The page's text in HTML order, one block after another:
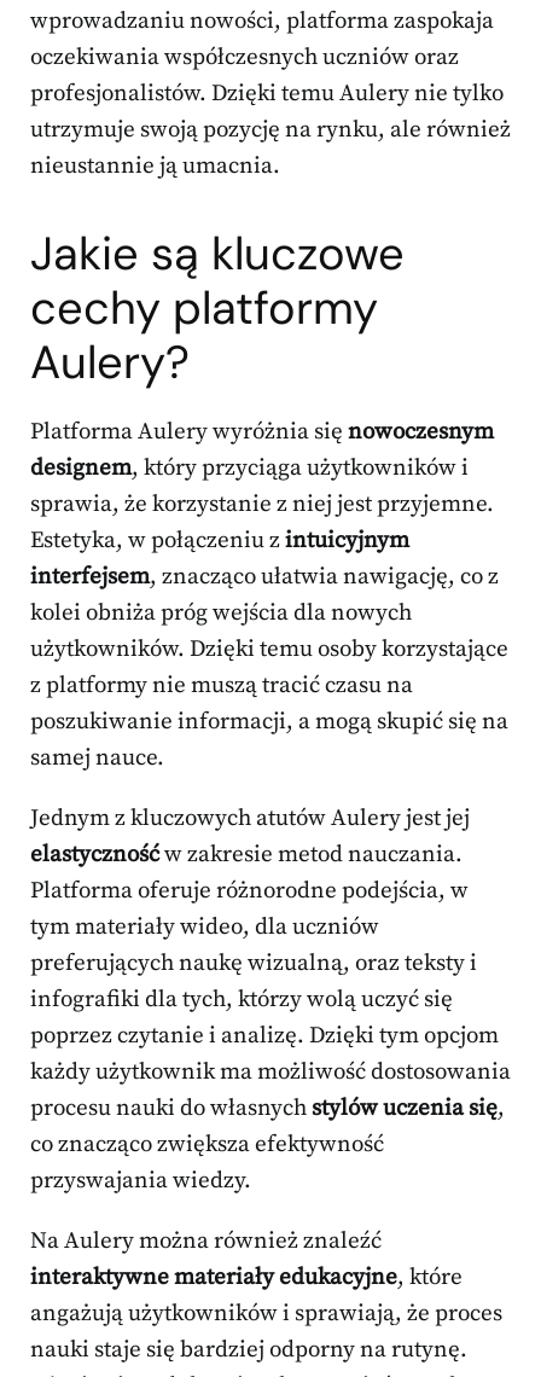
wprowadzaniu nowości, platforma zaspokaja
oczekiwania współczesnych uczniów oraz
profesjonalistów. Dzięki temu Aulery nie tylko
utrzymuje swoją pozycję na rynku, ale również
nieustannie ją umacnia.
Jakie są kluczowe
cechy platformy
Aulery?
Platforma Aulery wyróżnia się nowoczesnym
designem, który przyciąga użytkowników i
sprawia, że korzystanie z niej jest przyjemne.
Estetyka, w połączeniu zintuicyjnym
interfejsem, znacząco ułatwia nawigację, co z
kolei obniża próg wejścia dla nowych
użytkowników. Dzięki temu osoby korzystające
z platformy nie muszą tracić czasu na
poszukiwanie informacji, a mogą skupić się na
samej nauce.
Jednym z kluczowych atutów Aulery jest jej
elastycznośćw zakresie metod nauczania.
Platforma oferuje różnorodne podejścia, w
tym materiały wideo, dla uczniów
preferujących naukę wizualną, oraz teksty i
infografiki dla tych, którzy wolą uczyć się
poprzez czytanie i analizę. Dzięki tym opcjom
każdy użytkownik ma możliwość dostosowania
procesu nauki do własnych stylów uczenia się,
co znacząco zwiększa efektywność
przyswajania wiedzy.
Na Aulery można również znaleźć
interaktywne materiały edukacyjne, które
angażują użytkowników i sprawiają, że proces
nauki staje się bardziej odporny na rutynę.